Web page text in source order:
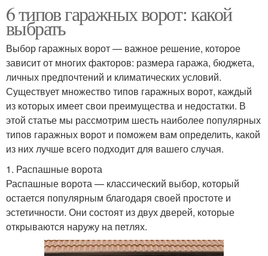
6 типов гаражных ворот: какой
выбрать
Выбор гаражных ворот — важное решение, которое
зависит от многих факторов: размера гаража, бюджета,
личных предпочтений и климатических условий.
Существует множество типов гаражных ворот, каждый
из которых имеет свои преимущества и недостатки. В
этой статье мы рассмотрим шесть наиболее популярных
типов гаражных ворот и поможем вам определить, какой
из них лучше всего подходит для вашего случая.
1. Распашные ворота
Распашные ворота — классический выбор, который
остается популярным благодаря своей простоте и
эстетичности. Они состоят из двух дверей, которые
открываются наружу на петлях.